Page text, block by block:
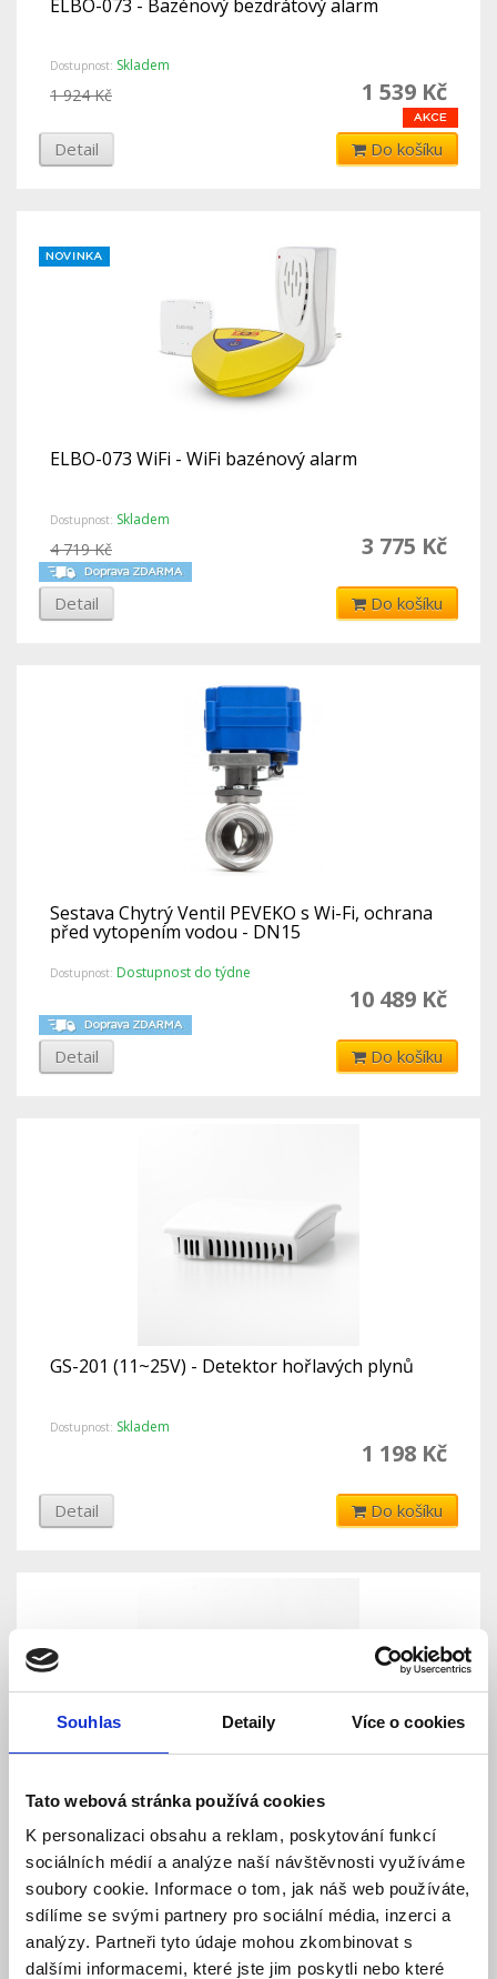
Souhlas Detaily Více o cookies
Tato webová stránka používá cookies
K personalizaci obsahu a reklam, poskytování funkcí
sociálních médií a analýze naší návštěvnosti využíváme
soubory cookie. Informace o tom, jak náš web používáte,
sdílíme se svými partnery pro sociální média, inzerci a
analýzy. Partneři tyto údaje mohou zkombinovat s
dalšími informacemi, které jste jim poskytli nebo které
ELBO-073 - Bazénový bezdrátový alarm
Dostupnost: Skladem
1 539 Kč
1 924 Kč
Detail Do košíku
ELBO-073 WiFi - WiFi bazénový alarm
Dostupnost: Skladem
3 775 Kč
4 719 Kč
Detail Do košíku
Sestava Chytrý Ventil PEVEKO s Wi-Fi, ochrana
před vytopením vodou - DN15
Dostupnost: Dostupnost do týdne
10 489 Kč
Detail Do košíku
GS-201 (11~25V) - Detektor hořlavých plynů
Dostupnost: Skladem
1 198 Kč
Detail Do košíku
Dostupnost: Skladem
1 488 Kč
Detail Do košíku